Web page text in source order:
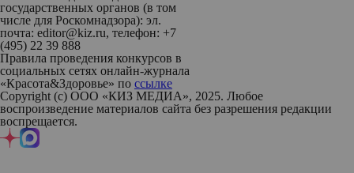
государственных органов (в том
числе для Роскомнадзора): эл.
почта: editor@kiz.ru, телефон: +7
(495) 22 39 888
Правила проведения конкурсов в
социальных сетях онлайн-журнала
«Красота&Здоровье» по ссылке
Copyright (с) ООО «КИЗ МЕДИА», 2025. Любое
воспроизведение материалов сайта без разрешения редакции
воспрещается.